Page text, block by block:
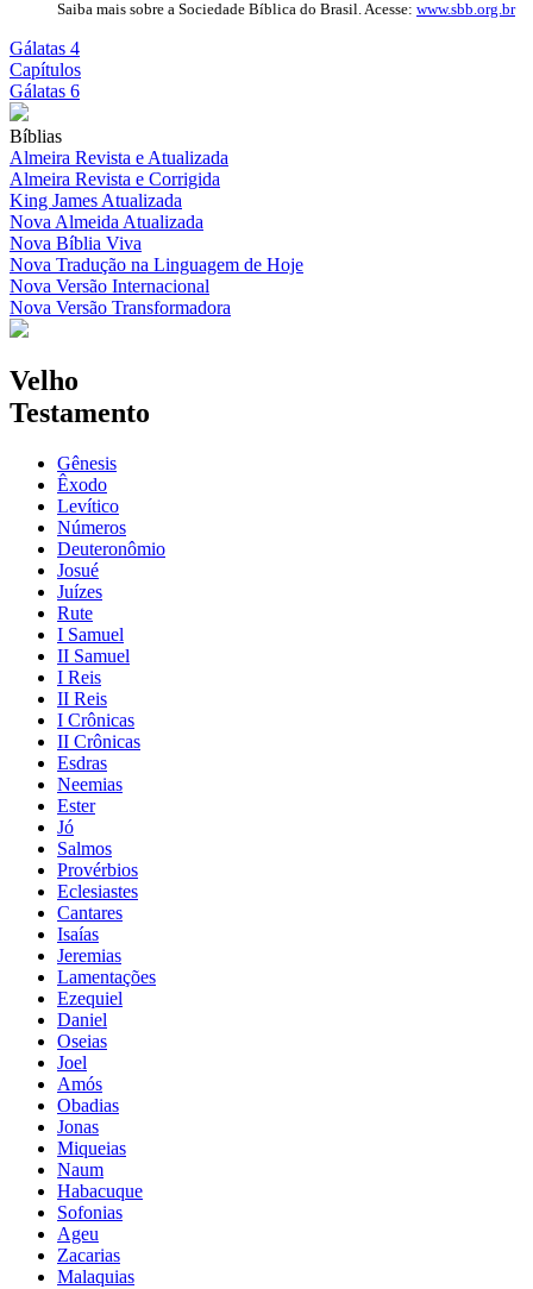
Saiba mais sobre a Sociedade Bíblica do Brasil. Acesse: www.sbb.org.br
Gálatas 4
Capítulos
Gálatas 6
Bíblias
Almeira Revista e Atualizada
Almeira Revista e Corrigida
King James Atualizada
Nova Almeida Atualizada
Nova Bíblia Viva
Nova Tradução na Linguagem de Hoje
Nova Versão Internacional
Nova Versão Transformadora
Velho
Testamento
Gênesis
Êxodo
Levítico
Números
Deuteronômio
Josué
Juízes
Rute
I Samuel
II Samuel
I Reis
II Reis
I Crônicas
II Crônicas
Esdras
Neemias
Ester
Jó
Salmos
Provérbios
Eclesiastes
Cantares
Isaías
Jeremias
Lamentações
Ezequiel
Daniel
Oseias
Joel
Amós
Obadias
Jonas
Miqueias
Naum
Habacuque
Sofonias
Ageu
Zacarias
Malaquias